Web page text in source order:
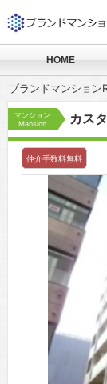
HOME
ブランドマンション
マンション
Mansion
カス
仲介手数料無料